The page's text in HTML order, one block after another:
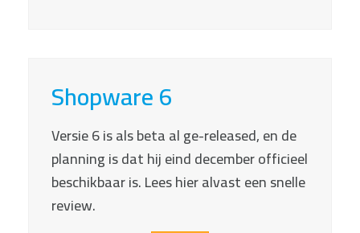
Shopware 6
Versie 6 is als beta al ge-released, en de
planning is dat hij eind december officieel
beschikbaar is. Lees hier alvast een snelle
review.